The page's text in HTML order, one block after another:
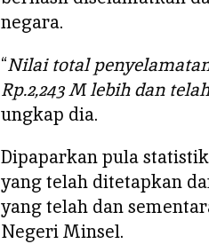
p
S
a
e
l
negara.
“Nilai total
Rp.2,243 M lebih dan
ungkap dia.
Dipaparkan pula
yang telah ditetapkan
yang telah dan
Negeri Minsel.